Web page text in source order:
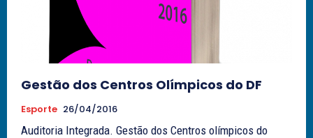
Gestão dos Centros Olímpicos do DF
Esporte 26/04/2016
Auditoria Integrada. Gestão dos Centros olímpicos do